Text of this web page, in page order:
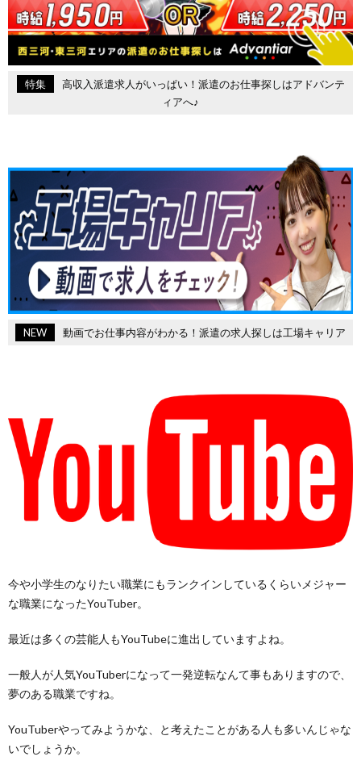
特集
高収入派遣求人がいっぱい！派遣のお仕事探しはアドバンテ
ィアへ♪
NEW 動画でお仕事内容がわかる！派遣の求人探しは工場キャリア
今や小学生のなりたい職業にもランクインしているくらいメジャー
な職業になったYouTuber。
最近は多くの芸能人もYouTubeに進出していますよね。
一般人が人気YouTuberになって一発逆転なんて事もありますので、
夢のある職業ですね。
YouTuberやってみようかな、と考えたことがある人も多いんじゃな
いでしょうか。